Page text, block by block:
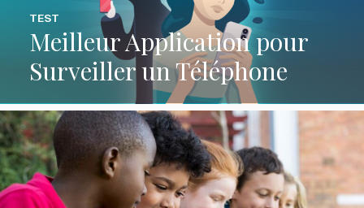
Meilleur Application pour
Surveiller un Téléphone
TEST